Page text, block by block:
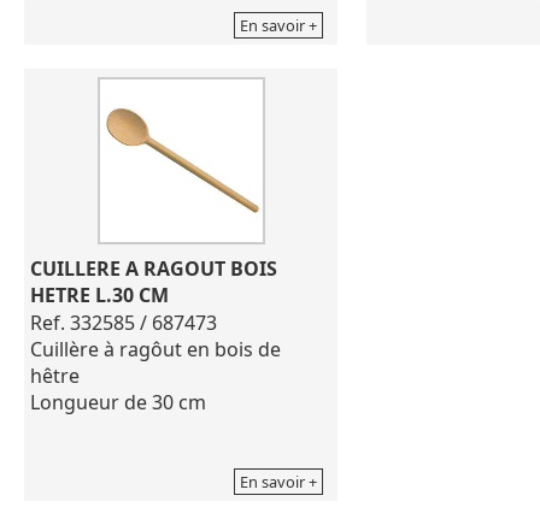
En savoir +
CUILLERE A RAGOUT BOIS
HETRE L.30 CM
Ref. 332585 / 687473
Cuillère à ragôut en bois de
hêtre
Longueur de 30 cm
En savoir +